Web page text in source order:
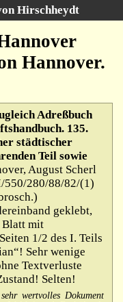
Hirschheydt
Hannover.
Adreßbuch
135.
städtischer
Teil sowie
August Scherl
280/88/82/(1)
geklebt,
Blatt mit
1/2 des I. Teils
Sehr wenige
Textverluste
Selten!
wertvolles Dokument